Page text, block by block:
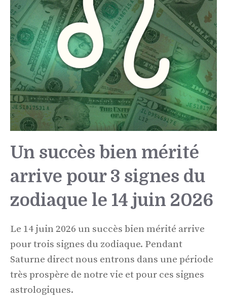
Un succès bien mérité
arrive pour 3 signes du
zodiaque le 14 juin 2026
Le 14 juin 2026 un succès bien mérité arrive
pour trois signes du zodiaque. Pendant
Saturne direct nous entrons dans une période
très prospère de notre vie et pour ces signes
astrologiques.